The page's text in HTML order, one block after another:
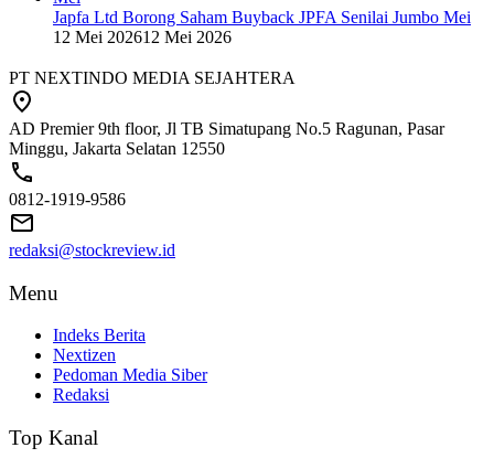
Japfa Ltd Borong Saham Buyback JPFA Senilai Jumbo Mei
12 Mei 202612 Mei 2026
PT NEXTINDO MEDIA SEJAHTERA
AD Premier 9th floor, Jl TB Simatupang No.5 Ragunan, Pasar
Minggu, Jakarta Selatan 12550
0812-1919-9586
redaksi@stockreview.id
Menu
Indeks Berita
Nextizen
Pedoman Media Siber
Redaksi
Top Kanal